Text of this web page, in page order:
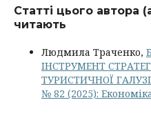
Статті цього автора
читають
Людмила Траченко,
ІНСТРУМЕНТ
ТУРИСТИЧНОЇ ГАЛУЗІ
№ 82 (2025):